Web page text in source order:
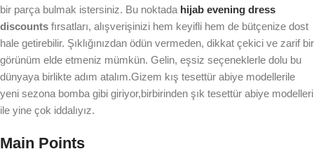
bir parça bulmak istersiniz. Bu noktada hijab evening dress
discounts fırsatları, alışverişinizi hem keyifli hem de bütçenize dost
hale getirebilir. Şıklığınızdan ödün vermeden, dikkat çekici ve zarif bir
görünüm elde etmeniz mümkün. Gelin, eşsiz seçeneklerle dolu bu
dünyaya birlikte adım atalım.Gizem kış tesettür abiye modellerile
yeni sezona bomba gibi giriyor,birbirinden şık tesettür abiye modelleri
ile yine çok iddalıyız.
Main Points